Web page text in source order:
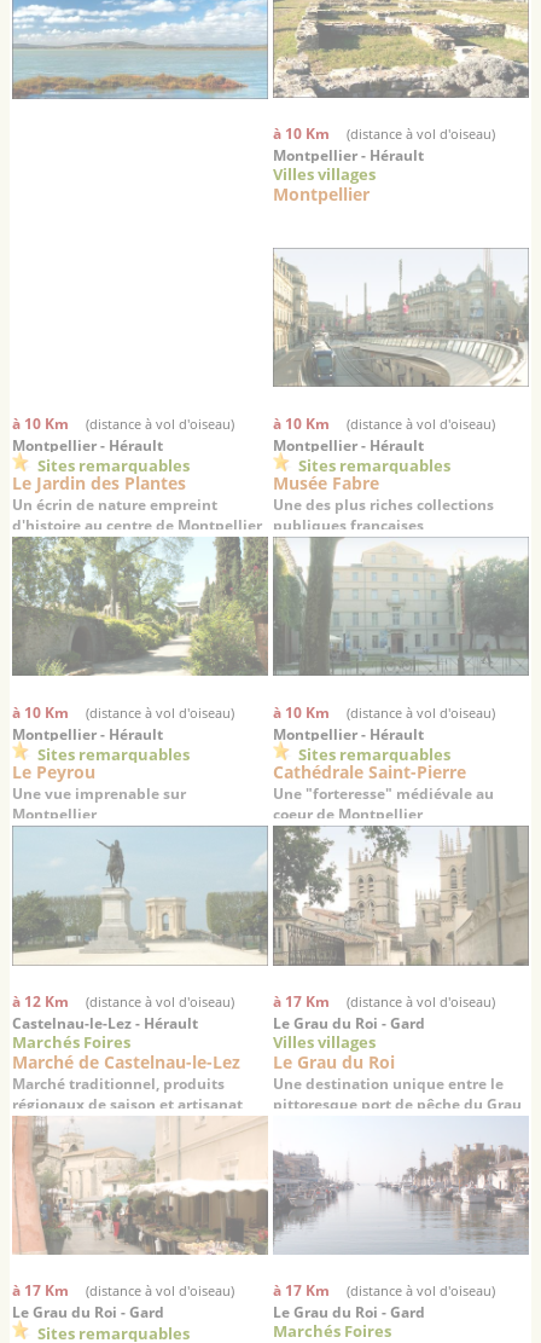
à 10 Km (distance à vol d'oiseau)
Montpellier - Hérault
Villes villages
Montpellier
à 10 Km (distance à vol d'oiseau)
Montpellier - Hérault
Sites remarquables
Le Jardin des Plantes
Un écrin de nature empreint
d'histoire au centre de Montpellier
à 10 Km (distance à vol d'oiseau)
Montpellier - Hérault
Sites remarquables
Musée Fabre
Une des plus riches collections
publiques françaises
à 10 Km (distance à vol d'oiseau)
Montpellier - Hérault
Sites remarquables
Le Peyrou
Une vue imprenable sur
Montpellier
à 10 Km (distance à vol d'oiseau)
Montpellier - Hérault
Sites remarquables
Cathédrale Saint-Pierre
Une "forteresse" médiévale au
coeur de Montpellier
à 12 Km (distance à vol d'oiseau)
Castelnau-le-Lez - Hérault
Marchés Foires
Marché de Castelnau-le-Lez
Marché traditionnel, produits
régionaux de saison et artisanat
à 17 Km (distance à vol d'oiseau)
Le Grau du Roi - Gard
Villes villages
Le Grau du Roi
Une destination unique entre le
pittoresque port de pêche du Grau
balnéaire de Port Camargue
à 17 Km (distance à vol d'oiseau)
Le Grau du Roi - Gard
Sites remarquables
à 17 Km (distance à vol d'oiseau)
Le Grau du Roi - Gard
Marchés Foires